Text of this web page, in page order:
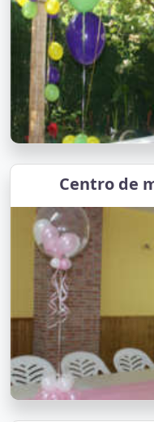
Centro de